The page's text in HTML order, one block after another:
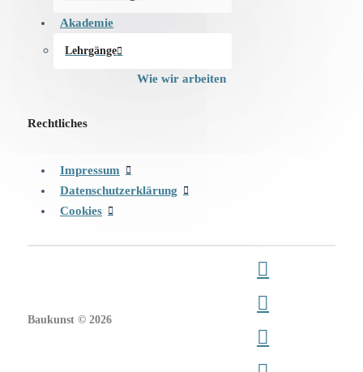
Akademie
Lehrgänge
Wie wir arbeiten
Rechtliches
Impressum
Datenschutzerklärung
Cookies
Baukunst © 2026